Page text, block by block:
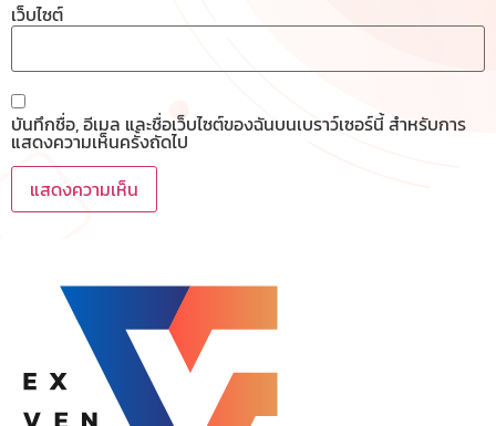
เว็บไซต์
บันทึกชื่อ, อีเมล และชื่อเว็บไซต์ของฉันบนเบราว์เซอร์นี้ สำหรับการ
แสดงความเห็นครั้งถัดไป